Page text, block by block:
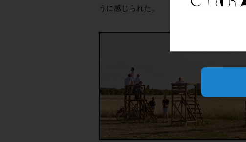
うに感じられた。